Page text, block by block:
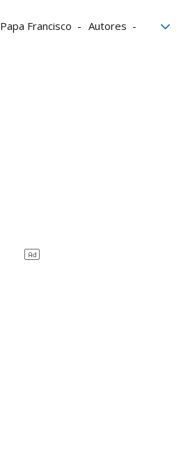
Papa Francisco
Autores